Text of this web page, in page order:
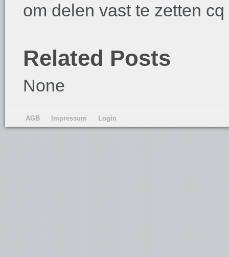
om delen vast te zetten
Related Posts
None
AGB Impressum Login